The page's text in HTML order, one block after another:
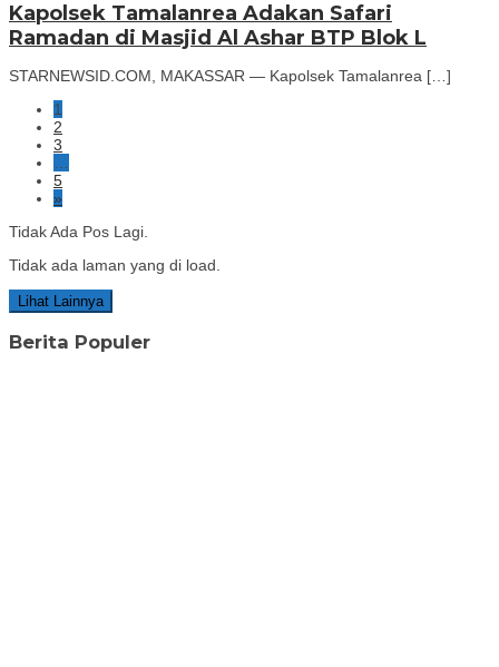
Kapolsek Tamalanrea Adakan Safari
Ramadan di Masjid Al Ashar BTP Blok L
STARNEWSID.COM, MAKASSAR — Kapolsek Tamalanrea […]
1
2
3
5
»
Tidak Ada Pos Lagi.
Tidak ada laman yang di load.
Lihat Lainnya
Berita Populer